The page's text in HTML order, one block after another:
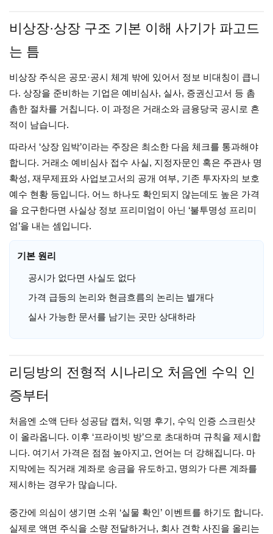
비상장·상장 구조 기본 이해 사기가 파고드
는 틈
비상장 주식은 공모·공시 체계 밖에 있어서 정보 비대칭이 큽니
다. 상장을 준비하는 기업은 예비심사, 실사, 증권신고서 등 촘
촘한 절차를 거칩니다. 이 과정은 거래소와 금융당국 공시로 흔
적이 남습니다.
따라서 ‘상장 임박’이라는 주장은 최소한 다음 체크를 통과해야
합니다. 거래소 예비심사 접수 사실, 지정자문인 혹은 주관사 명
확성, 재무제표와 사업보고서의 공개 여부, 기존 투자자의 보호
예수 현황 등입니다. 어느 하나도 확인되지 않는데도 높은 가격
을 요구한다면 사실상 정보 프리미엄이 아닌 ‘불투명성 프리미
엄’을 내는 셈입니다.
기본 원리
공시가 없다면 사실도 없다
가격 급등의 논리와 현금흐름의 논리는 별개다
실사 가능한 문서를 남기는 곳만 상대하라
리딩방의 전형적 시나리오 처음엔 수익 인
증부터
처음엔 소액 단타 성공담 캡처, 익명 후기, 수익 인증 스크린샷
이 올라옵니다. 이후 ‘프라이빗 방’으로 초대하며 규칙을 제시합
니다. 여기서 가격은 점점 높아지고, 언어는 더 강해집니다. 마
지막에는 직거래 계좌로 송금을 유도하고, 명의가 다른 계좌를
제시하는 경우가 많습니다.
중간에 의심이 생기면 소위 ‘실물 확인’ 이벤트를 하기도 합니다.
실제로 액면 주식을 소량 전달하거나, 회사 견학 사진을 올리는